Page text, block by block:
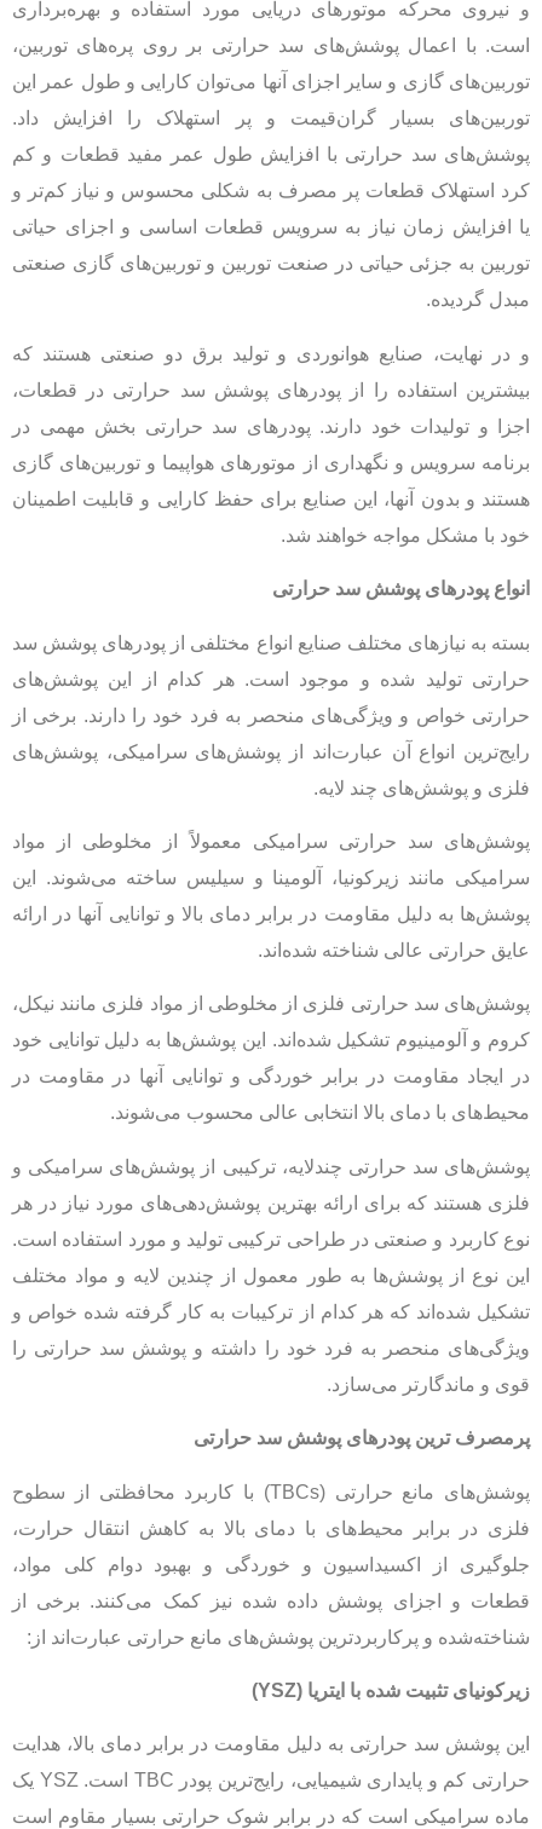
و نیروی محرکه موتورهای دریایی مورد استفاده و بهره‌برداری
است. با اعمال پوشش‌های سد حرارتی بر روی پره‌های توربین‌،
توربین‌های گازی و سایر اجزای آنها می‌توان کارایی و طول عمر این
توربین‌های بسیار گران‌قیمت و پر استهلاک را افزایش داد.
پوشش‌های سد حرارتی با افزایش طول عمر مفید قطعات و کم
کرد استهلاک قطعات پر مصرف به شکلی محسوس و نیاز کم‌تر و
یا افزایش زمان نیاز به سرویس قطعات اساسی و اجزای حیاتی
توربین به جزئی حیاتی در صنعت توربین و توربین‌های گازی صنعتی
مبدل گردیده.
و در نهایت، صنایع هوانوردی و تولید برق دو صنعتی هستند که
بیشترین استفاده را از پودرهای پوشش سد حرارتی در قطعات،
اجزا و تولیدات خود دارند. پودرهای سد حرارتی بخش مهمی در
برنامه سرویس و نگهداری از موتورهای هواپیما و توربین‌های گازی
هستند و بدون آنها، این صنایع برای حفظ کارایی و قابلیت اطمینان
خود با مشکل مواجه خواهند شد.
انواع پودرهای پوشش سد حرارتی
بسته به نیازهای مختلف صنایع انواع مختلفی از پودرهای پوشش سد
حرارتی تولید شده و موجود است. هر کدام از این پوشش‌های
حرارتی خواص و ویژگی‌های منحصر به فرد خود را دارند. برخی از
رایج‌ترین انواع آن عبارت‌اند از پوشش‌های سرامیکی، پوشش‌های
فلزی و پوشش‌های چند لایه.
پوشش‌های سد حرارتی سرامیکی معمولاً از مخلوطی از مواد
سرامیکی مانند زیرکونیا، آلومینا و سیلیس ساخته می‌شوند. این
پوشش‌ها به دلیل مقاومت در برابر دمای بالا و توانایی آنها در ارائه
عایق حرارتی عالی شناخته شده‌اند.
پوشش‌های سد حرارتی فلزی از مخلوطی از مواد فلزی مانند نیکل،
کروم و آلومینیوم تشکیل شده‌اند. این پوشش‌ها به دلیل توانایی خود
در ایجاد مقاومت در برابر خوردگی و توانایی آنها در مقاومت در
محیط‌های با دمای بالا انتخابی عالی محسوب می‌شوند.
پوشش‌های سد حرارتی چندلایه، ترکیبی از پوشش‌های سرامیکی و
فلزی هستند که برای ارائه بهترین پوشش‌دهی‌های مورد نیاز در هر
نوع کاربرد و صنعتی در طراحی ترکیبی تولید و مورد استفاده است.
این نوع از پوشش‌ها به طور معمول از چندین لایه و مواد مختلف
تشکیل شده‌اند که هر کدام از ترکیبات به کار گرفته شده خواص و
ویژگی‌های منحصر به فرد خود را داشته و پوشش سد حرارتی را
قوی و ماندگارتر می‌سازد.
پرمصرف ترین پودرهای پوشش سد حرارتی
پوشش‌های مانع حرارتی (TBCs) با کاربرد محافظتی از سطوح
فلزی در برابر محیط‌های با دمای بالا به کاهش انتقال حرارت،
جلوگیری از اکسیداسیون و خوردگی و بهبود دوام کلی مواد،
قطعات و اجزای پوشش داده شده نیز کمک می‌کنند. برخی از
شناخته‌شده و پرکاربردترین پوشش‌های مانع حرارتی عبارت‌اند از:
زیرکونیای تثبیت شده با ایتریا (YSZ)
این پوشش سد حرارتی به دلیل مقاومت در برابر دمای بالا، هدایت
حرارتی کم و پایداری شیمیایی، رایج‌ترین پودر TBC است. YSZ یک
ماده سرامیکی است که در برابر شوک حرارتی بسیار مقاوم است